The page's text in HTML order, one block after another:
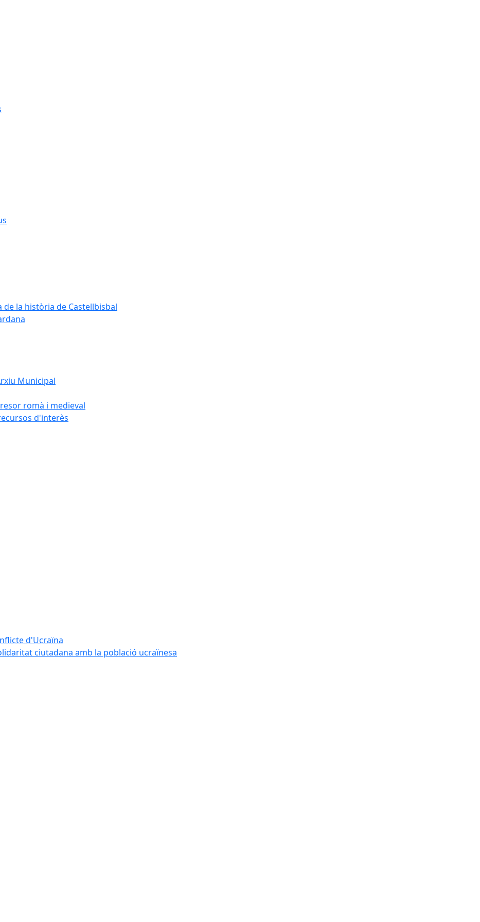
la història de Castellbisbal
Municipal
romà i medieval
d'interès
d'Ucraïna
ciutadana amb la població ucraïnesa